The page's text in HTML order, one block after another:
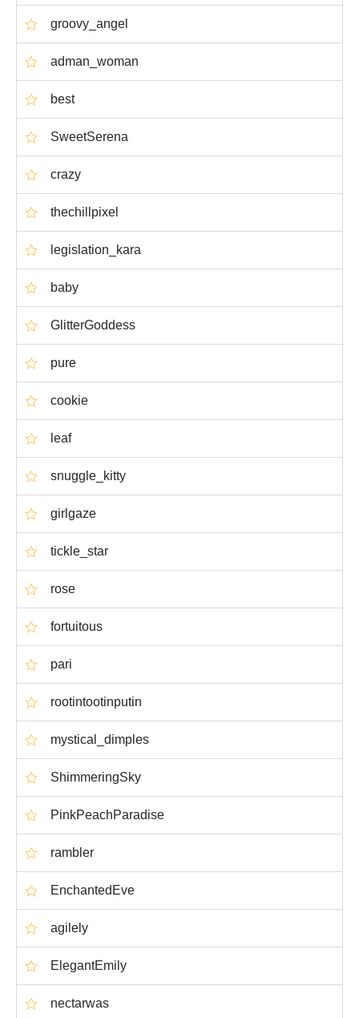
groovy_angel
adman_woman
best
SweetSerena
crazy
thechillpixel
legislation_kara
baby
GlitterGoddess
pure
cookie
leaf
snuggle_kitty
girlgaze
tickle_star
rose
fortuitous
pari
rootintootinputin
mystical_dimples
ShimmeringSky
PinkPeachParadise
rambler
EnchantedEve
agilely
ElegantEmily
nectarwas